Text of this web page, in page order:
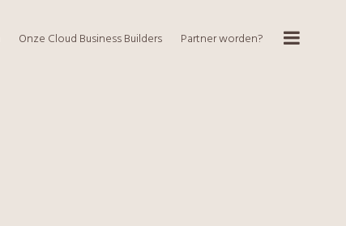
Onze Cloud Business Builders Partner worden?